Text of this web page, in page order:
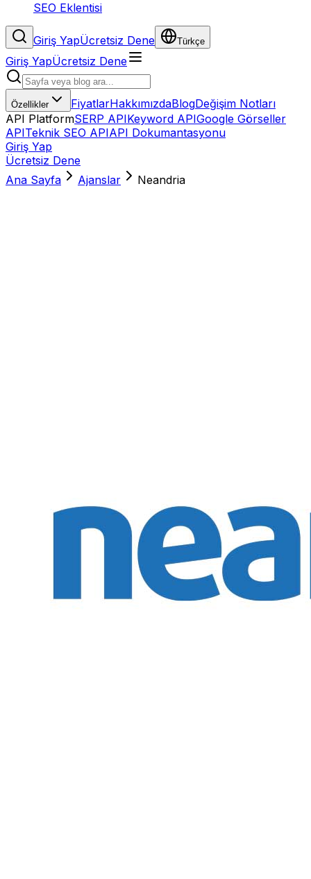
SEO Eklentisi
Giriş YapÜcretsiz Dene Türkçe
Giriş YapÜcretsiz Dene
Özellikler FiyatlarHakkımızdaBlogDeğişim Notları
API PlatformSERP APIKeyword APIGoogle Görseller
APITeknik SEO APIAPI Dokumantasyonu
Giriş Yap
Ücretsiz Dene
Ana Sayfa
Ajanslar Neandria